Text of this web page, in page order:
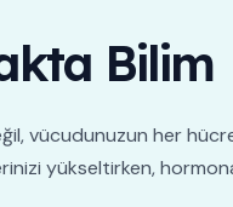
Bilim
vücudunuzun her
yükseltirken,